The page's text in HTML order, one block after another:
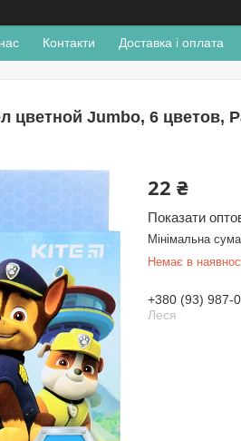
Контакти Доставка і оплата
цветной Jumbo, 6 цветов,
22 ₴
Показати
Мінімальна
Немає в
+380 (93) 987-
Леся